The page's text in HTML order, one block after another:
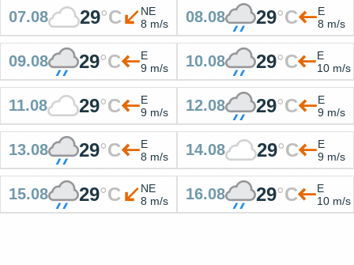
07.08 29°C
NE
8 m/s
08.08 29°C
E
8 m/s
09.08 29°C
E
9 m/s
10.08 29°C
E
10 m/s
11.08 29°C
E
9 m/s
12.08 29°C
E
9 m/s
13.08 29°C
E
8 m/s
14.08 29°C
E
9 m/s
15.08 29°C
NE
8 m/s
16.08 29°C
E
10 m/s